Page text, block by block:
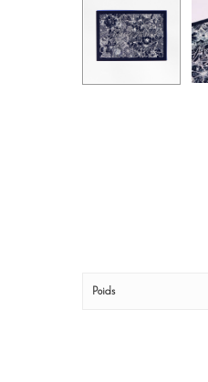
Poids